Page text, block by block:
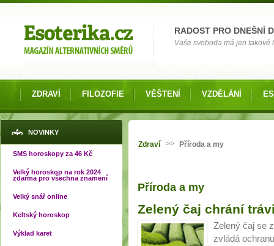
RADOST PRO DNEŠNÍ
Vaše svoboda má jen takové
ZDRAVÍ FILOZOFIE VĚŠTENÍ VZDĚLÁNÍ
NOVINKY
SMS horoskopy za 46 Kč
Velký horoskop na rok 2024
zdarma pro všechna znamení
Velký snář online
Keltský horoskop
Výklad karet
Zdraví >> Příroda a my
Příroda a my
Zelený čaj chrání
Zelený čaj se
zvládá